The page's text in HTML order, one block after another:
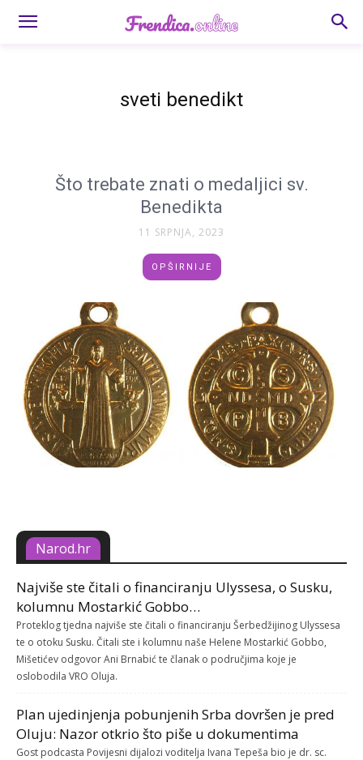
sveti benedikt
Što trebate znati o medaljici sv.
Benedikta
11 SRPNJA, 2023
OPŠIRNIJE
Narod.hr
Najviše ste čitali o financiranju Ulyssesa, o Susku,
kolumnu Mostarkić Gobbo…
Proteklog tjedna najviše ste čitali o financiranju Šerbedžijinog Ulyssesa
te o otoku Susku. Čitali ste i kolumnu naše Helene Mostarkić Gobbo,
Mišetićev odgovor Ani Brnabić te članak o područjima koje je
oslobodila VRO Oluja.
Plan ujedinjenja pobunjenih Srba dovršen je pred
Oluju: Nazor otkrio što piše u dokumentima
Gost podcasta Povijesni dijalozi voditelja Ivana Tepeša bio je dr. sc.